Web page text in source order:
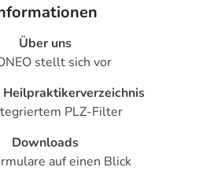
Über uns
stellt sich vor
Heilpraktikerverzeichnis
PLZ-Filter
Downloads
auf einen Blick